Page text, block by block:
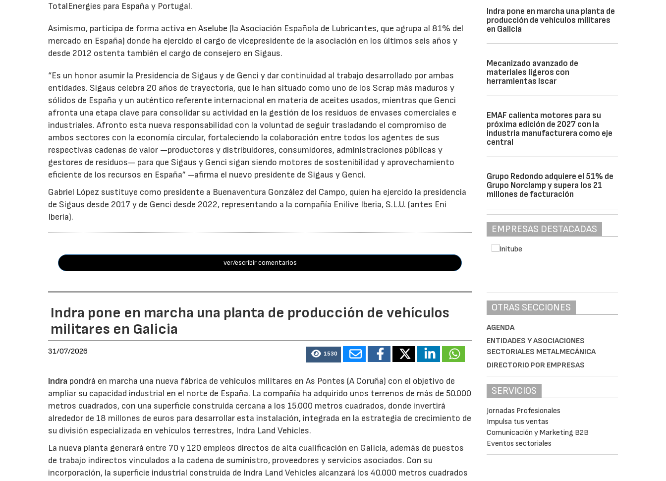
TotalEnergies para España y Portugal.
Asimismo, participa de forma activa en Aselube (la Asociación Española de Lubricantes, que agrupa al 81% del
mercado en España) donde ha ejercido el cargo de vicepresidente de la asociación en los últimos seis años y
desde 2012 ostenta también el cargo de consejero en Sigaus.
“Es un honor asumir la Presidencia de Sigaus y de Genci y dar continuidad al trabajo desarrollado por ambas
entidades. Sigaus celebra 20 años de trayectoria, que le han situado como uno de los Scrap más maduros y
sólidos de España y un auténtico referente internacional en materia de aceites usados, mientras que Genci
afronta una etapa clave para consolidar su actividad en la gestión de los residuos de envases comerciales e
industriales. Afronto esta nueva responsabilidad con la voluntad de seguir trasladando el compromiso de
ambos sectores con la economía circular, fortaleciendo la colaboración entre todos los agentes de sus
respectivas cadenas de valor —productores y distribuidores, consumidores, administraciones públicas y
gestores de residuos— para que Sigaus y Genci sigan siendo motores de sostenibilidad y aprovechamiento
eficiente de los recursos en España” –afirma el nuevo presidente de Sigaus y Genci.
Gabriel López sustituye como presidente a Buenaventura González del Campo, quien ha ejercido la presidencia
de Sigaus desde 2017 y de Genci desde 2022, representando a la compañía Enilive Iberia, S.L.U. (antes Eni
Iberia).
ver/escribir comentarios
Indra pone en marcha una planta de producción de vehículos
militares en Galicia
31/07/2026 1530
Indra pondrá en marcha una nueva fábrica de vehículos militares en As Pontes (A Coruña) con el objetivo de
ampliar su capacidad industrial en el norte de España. La compañía ha adquirido unos terrenos de más de 50.000
metros cuadrados, con una superficie construida cercana a los 15.000 metros cuadrados, donde invertirá
alrededor de 18 millones de euros para desarrollar esta instalación, integrada en la estrategia de crecimiento de
su división especializada en vehículos terrestres, Indra Land Vehicles.
La nueva planta generará entre 70 y 120 empleos directos de alta cualificación en Galicia, además de puestos
de trabajo indirectos vinculados a la cadena de suministro, proveedores y servicios asociados. Con su
incorporación, la superficie industrial construida de Indra Land Vehicles alcanzará los 40.000 metros cuadrados
Indra pone en marcha una planta de
producción de vehículos militares
en Galicia
Mecanizado avanzado de
materiales ligeros con
herramientas Iscar
EMAF calienta motores para su
próxima edición de 2027 con la
industria manufacturera como eje
central
Grupo Redondo adquiere el 51% de
Grupo Norclamp y supera los 21
millones de facturación
EMPRESAS DESTACADAS
OTRAS SECCIONES
AGENDA
ENTIDADES Y ASOCIACIONES
SECTORIALES METALMECÁNICA
DIRECTORIO POR EMPRESAS
SERVICIOS
Jornadas Profesionales
Impulsa tus ventas
Comunicación y Marketing B2B
Eventos sectoriales